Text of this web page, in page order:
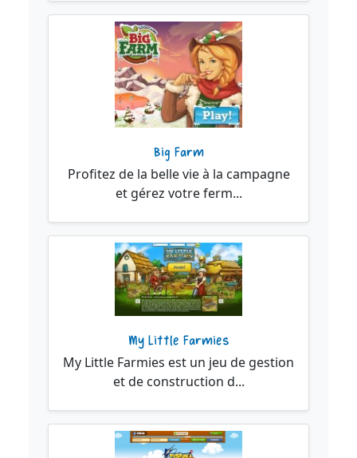
Big Farm
Profitez de la belle vie à la campagne
et gérez votre ferm...
My Little Farmies
My Little Farmies est un jeu de gestion
et de construction d...